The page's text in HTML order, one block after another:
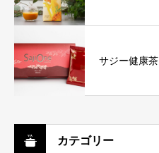
サジー健康茶
カテゴリー